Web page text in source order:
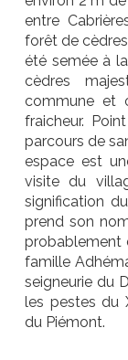
entre
forêt de
été semée à
cèdres
commune et
fraicheur.
parcours de
espace est
visite du
signification
prend son
probablement
famille
seigneurie du
les pestes du
du Piémont.